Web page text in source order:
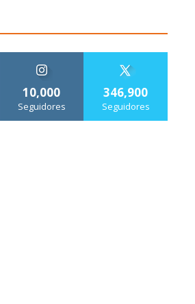
10,000
Seguidores
346,900
Seguidores